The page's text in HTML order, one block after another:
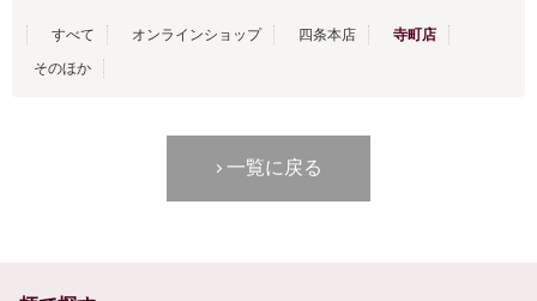
すべて オンラインショップ 四条本店
寺町店
そのほか
一覧に戻る